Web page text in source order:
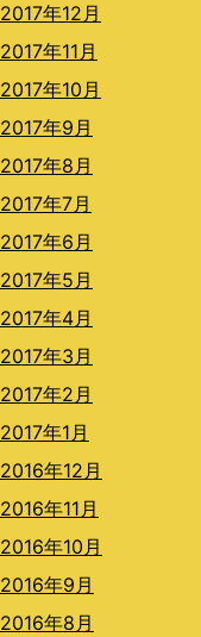
2017年12月
2017年11月
2017年10月
2017年9月
2017年8月
2017年7月
2017年6月
2017年5月
2017年4月
2017年3月
2017年2月
2017年1月
2016年12月
2016年11月
2016年10月
2016年9月
2016年8月